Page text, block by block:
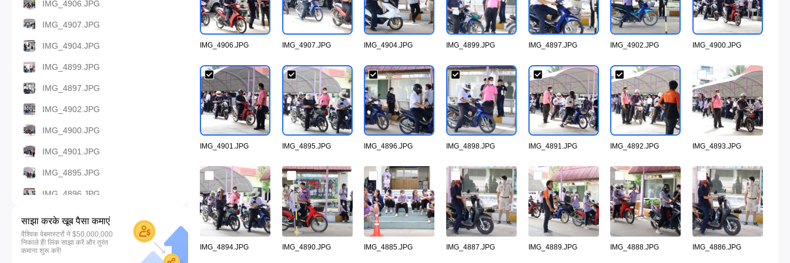
IMG_4906.JPG
IMG_4907.JPG
IMG_4904.JPG
IMG_4899.JPG
IMG_4897.JPG
IMG_4902.JPG
IMG_4900.JPG
IMG_4901.JPG
IMG_4895.JPG
IMG_4896.JPG
IMG_4898.JPG
IMG_4891.JPG
IMG_4892.JPG
साझा करके खूब पैसा कमाएं
वैश्विक वेबमास्टरों ने $50,000,000
निकाले हैं! लिंक साझा करें और तुरंत
कमाना शुरू करें!
IMG_4906.JPG IMG_4907.JPG IMG_4904.JPG IMG_4899.JPG IMG_4897.JPG IMG_4902.JPG IMG_4900.JPG
IMG_4901.JPG IMG_4895.JPG IMG_4896.JPG IMG_4898.JPG IMG_4891.JPG IMG_4892.JPG IMG_4893.JPG
IMG_4894.JPG IMG_4890.JPG IMG_4885.JPG IMG_4887.JPG IMG_4889.JPG IMG_4888.JPG IMG_4886.JPG